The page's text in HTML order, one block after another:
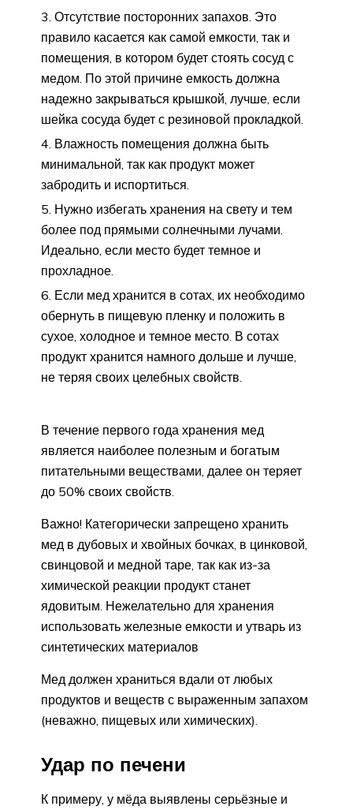
Отсутствие посторонних запахов. Это
правило касается как самой емкости, так и
помещения, в котором будет стоять сосуд с
медом. По этой причине емкость должна
надежно закрываться крышкой, лучше, если
шейка сосуда будет с резиновой прокладкой.
Влажность помещения должна быть
минимальной, так как продукт может
забродить и испортиться.
Нужно избегать хранения на свету и тем
более под прямыми солнечными лучами.
Идеально, если место будет темное и
прохладное.
Если мед хранится в сотах, их необходимо
обернуть в пищевую пленку и положить в
сухое, холодное и темное место. В сотах
продукт хранится намного дольше и лучше,
не теряя своих целебных свойств.
В течение первого года хранения мед
является наиболее полезным и богатым
питательными веществами, далее он теряет
до 50% своих свойств.
Важно! Категорически запрещено хранить
мед в дубовых и хвойных бочках, в цинковой,
свинцовой и медной таре, так как из-за
химической реакции продукт станет
ядовитым. Нежелательно для хранения
использовать железные емкости и утварь из
синтетических материалов
Мед должен храниться вдали от любых
продуктов и веществ с выраженным запахом
(неважно, пищевых или химических).
Удар по печени
К примеру, у мёда выявлены серьёзные и